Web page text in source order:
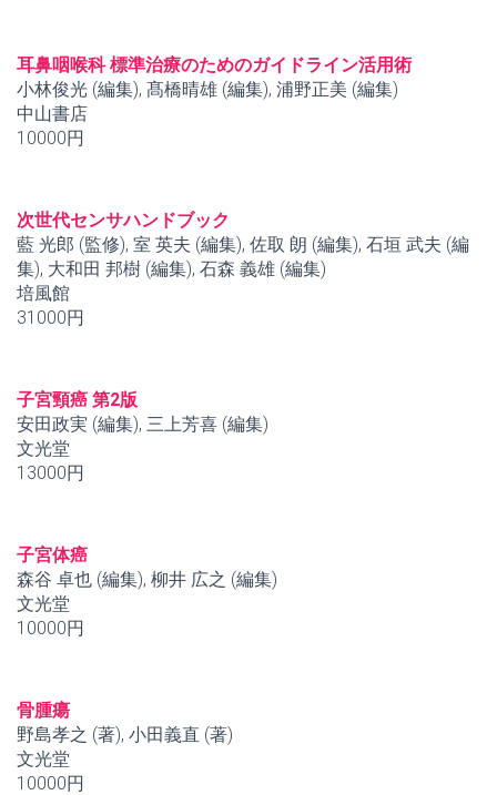
耳鼻咽喉科 標準治療のためのガイドライン活用術
小林俊光 (編集), 髙橋晴雄 (編集), 浦野正美 (編集)
中山書店
10000円
次世代センサハンドブック
藍 光郎 (監修), 室 英夫 (編集), 佐取 朗 (編集), 石垣 武夫 (編
集), 大和田 邦樹 (編集), 石森 義雄 (編集)
培風館
31000円
子宮頸癌 第2版
安田政実 (編集), 三上芳喜 (編集)
文光堂
13000円
子宮体癌
森谷 卓也 (編集), 柳井 広之 (編集)
文光堂
10000円
骨腫瘍
野島孝之 (著), 小田義直 (著)
文光堂
10000円